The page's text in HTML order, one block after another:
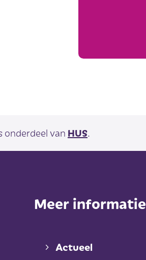
onderdeel van HUS
Meer informatie
Actueel